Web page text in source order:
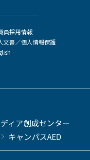
員採用情報
文書／個人情報保護
ィア創成センター
キャンパスAED